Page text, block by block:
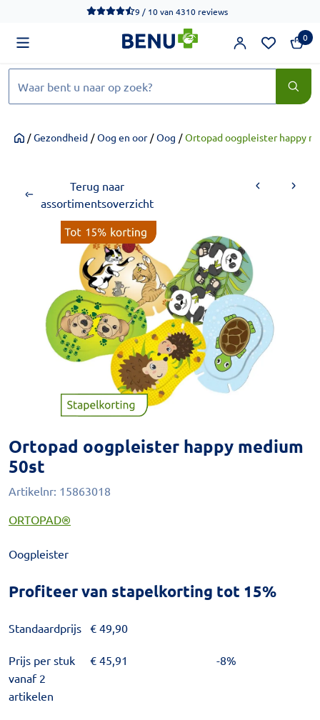
We werken momenteel hard aan het verbeteren van de
9 / 10van 4310 reviews
0
Home
/ Gezondheid / Oog en oor / Oog / Ortopad oogpleister happy
Terug naar
assortimentsoverzicht
Ortopad oogpleister happy medium
50st
Artikelnr: 15863018
ORTOPAD®
Oogpleister
Profiteer van stapelkorting tot 15%
Standaardprijs € 49,90
Prijs per stuk
vanaf 2
artikelen
€ 45,91 -8%